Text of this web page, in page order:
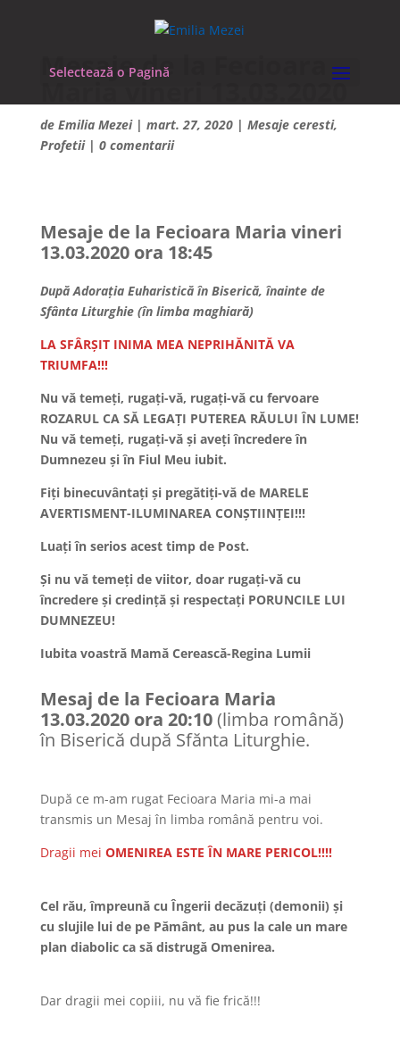
Selectează o Pagină
Mesaje de la Fecioara
Maria vineri 13.03.2020
de Emilia Mezei| mart. 27, 2020| Mesaje ceresti,
Profetii| 0 comentarii
Mesaje de la Fecioara Maria vineri
13.03.2020 ora 18:45
După Adorația Euharistică în Biserică, înainte de
Sfânta Liturghie (în limba maghiară)
LA SFÂRȘIT INIMA MEA NEPRIHĂNITĂ VA
TRIUMFA!!!
Nu vă temeți, rugați-vă, rugați-vă cu fervoare
ROZARUL CA SĂ LEGAȚI PUTEREA RĂULUI ÎN LUME!
Nu vă temeți, rugați-vă și aveți încredere în
Dumnezeu și în Fiul Meu iubit.
Fiți binecuvântați și pregătiți-vă de MARELE
AVERTISMENT-ILUMINAREA CONȘTIINȚEI!!!
Luați în serios acest timp de Post.
Și nu vă temeți de viitor, doar rugați-vă cu
încredere și credință și respectați PORUNCILE LUI
DUMNEZEU!
Iubita voastră Mamă Cerească-Regina Lumii
Mesaj de la Fecioara Maria
13.03.2020 ora 20:10(limba română)
în Biserică după Sfănta Liturghie.
După ce m-am rugat Fecioara Maria mi-a mai
transmis un Mesaj în limba română pentru voi.
Dragii mei OMENIREA ESTE ÎN MARE PERICOL!!!!
Cel rău, împreună cu Îngerii decăzuți (demonii) și
cu slujile lui de pe Pământ, au pus la cale un mare
plan diabolic ca să distrugă Omenirea.
Dar dragii mei copiii, nu vă fie frică!!!